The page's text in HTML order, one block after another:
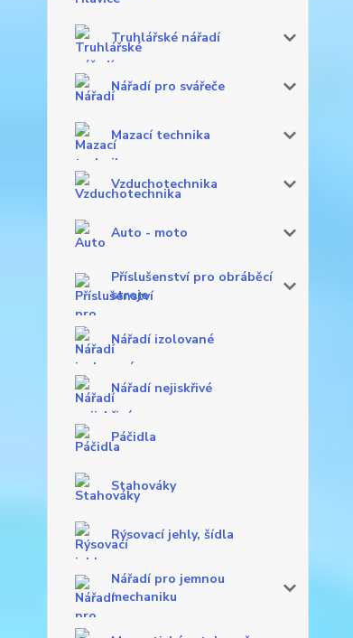
Truhlářské nářadí
Nářadí pro svářeče
Mazací technika
Vzduchotechnika
Auto - moto
Příslušenství pro obráběcí
stroje
Nářadí izolované
Nářadí nejiskřivé
Páčidla
Stahováky
Rýsovací jehly, šídla
Nářadí pro jemnou
mechaniku